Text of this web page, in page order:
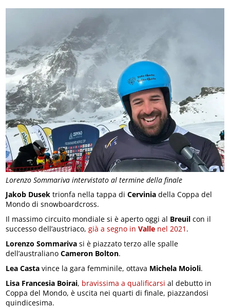
Lorenzo Sommariva intervistato al termine della finale
Jakob Dusek trionfa nella tappa diCervinia della Coppa del
Mondo di snowboardcross.
Il massimo circuito mondiale si è aperto oggi al Breuil con il
successo dell’austriaco,già a segno inValle nel 2021 .
Lorenzo Sommariva si è piazzato terzo alle spalle
dell’australianoCameron Bolton.
Lea Casta vince la gara femminile, ottava Michela Moioli.
Lisa Francesia Boirai, bravissima a qualificarsi al debutto in
Coppa del Mondo, è uscita nei quarti di finale, piazzandosi
quindicesima.